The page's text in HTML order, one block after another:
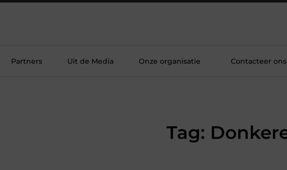
Partners Uit de Media Onze organisatie Contacteer ons
Tag: